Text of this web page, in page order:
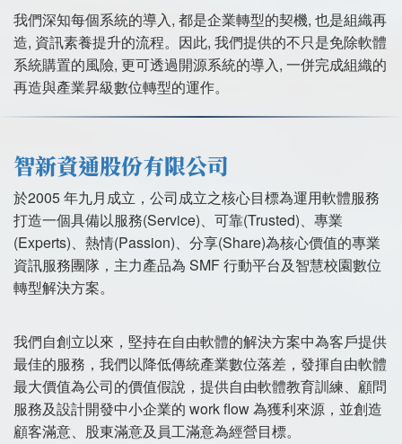
我們深知每個系統的導入, 都是企業轉型的契機, 也是組織再
造, 資訊素養提升的流程。因此, 我們提供的不只是免除軟體
系統購置的風險, 更可透過開源系統的導入, 一併完成組織的
再造與產業昇級數位轉型的運作。
智新資通股份有限公司
於2005 年九月成立，公司成立之核心目標為運用軟體服務
打造一個具備以服務(Service)、可靠(Trusted)、專業
(Experts)、熱情(Passion)、分享(Share)為核心價值的專業
資訊服務團隊，主力產品為 SMF 行動平台及智慧校園數位
轉型解決方案。
我們自創立以來，堅持在自由軟體的解決方案中為客戶提供
最佳的服務，我們以降低傳統產業數位落差，發揮自由軟體
最大價值為公司的價值假說，提供自由軟體教育訓練、顧問
服務及設計開發中小企業的 work flow 為獲利來源，並創造
顧客滿意、股東滿意及員工滿意為經營目標。